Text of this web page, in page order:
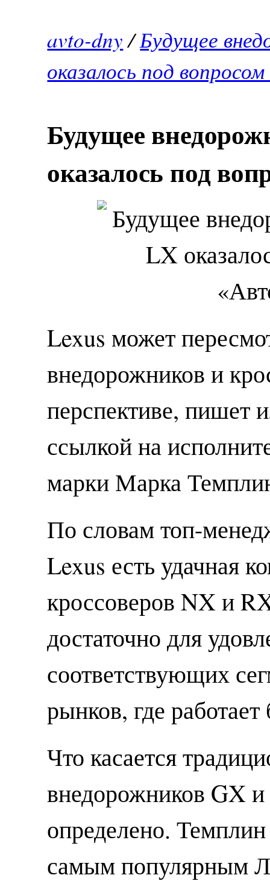
avto-dny/Будущее
оказалось под
Будущее
оказалось под
Lexus может
внедорожников и
перспективе, пишет
ссылкой на
марки Марка
По словам топ-
Lexus есть удачная
кроссоверов NX и
достаточно для
соответствующих
рынков, где работает
Что касается
внедорожников GX
определено.
самым популярным